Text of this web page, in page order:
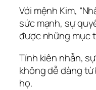
Với mệnh Kim,
sức mạnh, sự
được những mục
Tính kiên nhẫn,
không dễ dàng từ
họ.